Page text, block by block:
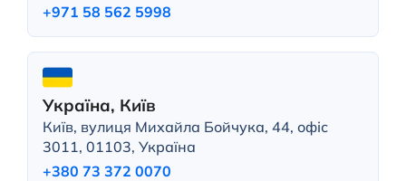
+971 58 562 5998
Україна, Київ
Київ, вулиця Михайла Бойчука, 44, офіс
3011, 01103, Україна
+380 73 372 0070